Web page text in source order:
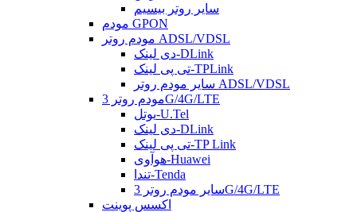
سایر روتر بیسیم
مودم GPON
مودم روتر ADSL/VDSL
دی لینک-DLink
تی پی لینک-TPLink
سایر مودم روتر ADSL/VDSL
مودم روتر 3G/4G/LTE
یوتل-U.Tel
دی لینک-DLink
تی پی لینک-TP Link
هوآوی-Huawei
تندا-Tenda
سایر مودم روتر 3G/4G/LTE
اکسس پوینت